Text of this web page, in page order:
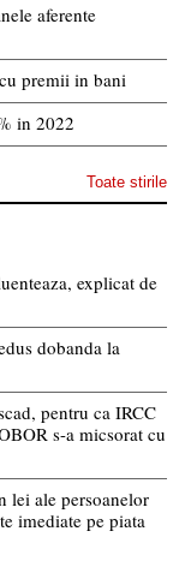
aferente
premii in bani
in 2022
Toate stirile
explicat de
dobanda la
pentru ca IRCC
s-a micsorat cu
lei ale persoanelor
imediate pe piata